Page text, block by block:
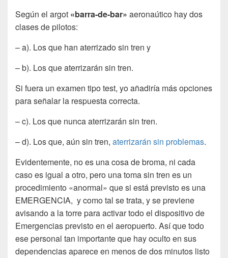
Según el argot «barra-de-bar» aeronaútico hay dos
clases de pilotos:
– a). Los que han aterrizado sin tren y
– b). Los que aterrizarán sin tren.
Si fuera un examen tipo test, yo añadiría más opciones
para señalar la respuesta correcta.
– c). Los que nunca aterrizarán sin tren.
– d). Los que, aún sin tren, aterrizarán sin problemas.
Evidentemente, no es una cosa de broma, ni cada
caso es igual a otro, pero una toma sin tren es un
procedimiento «anormal» que si está previsto es una
EMERGENCIA, y como tal se trata, y se previene
avisando a la torre para activar todo el dispositivo de
Emergencias previsto en el aeropuerto. Así que todo
ese personal tan importante que hay oculto en sus
dependencias aparece en menos de dos minutos listo